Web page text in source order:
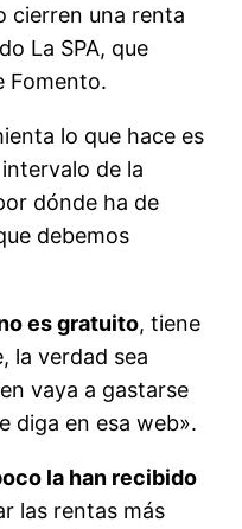
cierren una renta
La SPA, que
Fomento.
lo que hace es
de la
dónde ha de
debemos
es gratuito, tiene
la verdad sea
vaya a gastarse
diga en esa web».
la han recibido
las rentas más